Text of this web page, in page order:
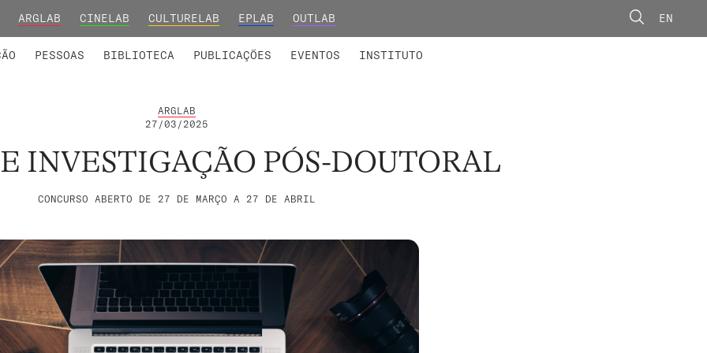
ARGLAB CINELAB CULTURELAB EPLAB OUTLAB EN
PESSOAS BIBLIOTECA PUBLICAÇÕES EVENTOS INSTITUTO
ARGLAB
27/03/2025
INVESTIGAÇÃO PÓS-DOUTORAL
CONCURSO ABERTO DE 27 DE MARÇO A 27 DE ABRIL